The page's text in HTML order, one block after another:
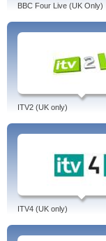
BBC Four Live (UK Only)
ITV2 (UK only)
ITV4 (UK only)